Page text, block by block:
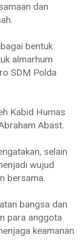
dan
bentuk
almarhum
SDM Polda
Kabid Humas
Abast.
selain
wujud
bersama.
bangsa dan
para anggota
keamanan